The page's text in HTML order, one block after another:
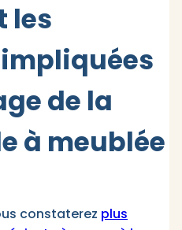
les
de la
à meublée
constaterez plus